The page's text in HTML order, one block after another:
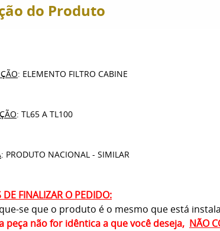
do Produto
: ELEMENTO FILTRO CABINE
: TL65 A TL100
: PRODUTO NACIONAL - SIMILAR
DE FINALIZAR O PEDIDO:
se que o produto é o mesmo que está
peça não for idêntica a que você deseja, NÃO